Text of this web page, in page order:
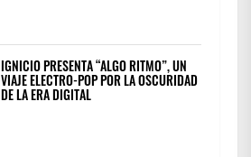
IGNICIO PRESENTA “ALGO RITMO”, UN
VIAJE ELECTRO-POP POR LA OSCURIDAD
DE LA ERA DIGITAL